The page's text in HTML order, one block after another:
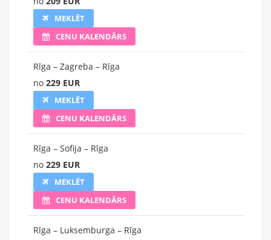
MEKLĒT
CENU KALENDĀRS
Rīga – Zagreba – Rīga
no 229 EUR
MEKLĒT
CENU KALENDĀRS
Rīga – Sofija – Rīga
no 229 EUR
MEKLĒT
CENU KALENDĀRS
Rīga – Luksemburga – Rīga